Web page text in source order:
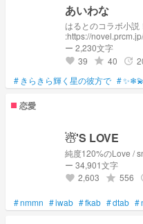
あいわな
はるとのコラボ小説！ 私➛館さんside はる➛阿部ちゃん
:https://
ー 2,230文字
favorite 39 grade 40 update
# きらきら輝く星の彼方で #
恋愛
☃︎'S LOVE
純度120%のLove /
ー 34,901文字
favorite 2,603 grade 556
#nmmn #iwab #fkab #dtab #